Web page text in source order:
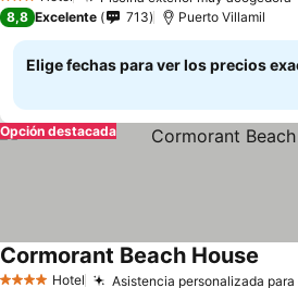
3 Estrellas
8,8 Excelente 713 Puerto Villamil
Elige fechas para ver los precios
Opción destacada
Hotel Asistencia personalizada
Cormorant Beach House